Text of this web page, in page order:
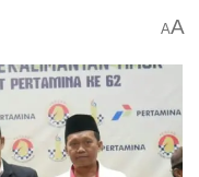
AA